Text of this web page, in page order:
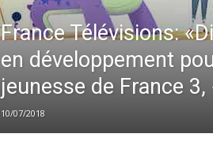
France Télévisions:
en développement
jeunesse de France 3,
10/07/2018